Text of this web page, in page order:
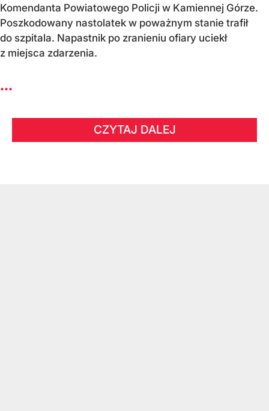
Komendanta Powiatowego Policji w Kamiennej Górze.
Poszkodowany nastolatek w poważnym stanie trafił
do szpitala. Napastnik po zranieniu ofiary uciekł
z miejsca zdarzenia.
...
CZYTAJ DALEJ